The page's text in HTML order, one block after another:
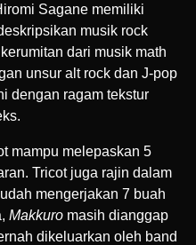
Sagane memiliki
musik rock
dari musik math
unsur alt rock dan J-pop
dengan ragam tekstur
mampu melepaskan 5
Tricot juga rajin dalam
mengerjakan 7 buah
Makkuro masih dianggap
dikeluarkan oleh band